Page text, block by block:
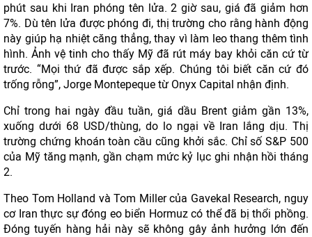
phút sau khi Iran phóng tên lửa. 2 giờ sau, giá đã giảm hơn
7%. Dù tên lửa được phóng đi, thị trường cho rằng hành động
này giúp hạ nhiệt căng thẳng, thay vì làm leo thang thêm tình
hình. Ảnh vệ tinh cho thấy Mỹ đã rút máy bay khỏi căn cứ từ
trước. “Mọi thứ đã được sắp xếp. Chúng tôi biết căn cứ đó
trống rỗng”, Jorge Montepeque từ Onyx Capital nhận định.
Chỉ trong hai ngày đầu tuần, giá dầu Brent giảm gần 13%,
xuống dưới 68 USD/thùng, do lo ngại về Iran lắng dịu. Thị
trường chứng khoán toàn cầu cũng khởi sắc. Chỉ số S&P 500
của Mỹ tăng mạnh, gần chạm mức kỷ lục ghi nhận hồi tháng
2.
Theo Tom Holland và Tom Miller của Gavekal Research, nguy
cơ Iran thực sự đóng eo biển Hormuz có thể đã bị thổi phồng.
Đóng tuyến hàng hải này sẽ không gây ảnh hưởng lớn đến